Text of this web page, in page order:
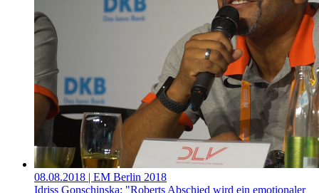
08.08.2018 | EM Berlin 2018
Idriss Gonschinska: "Roberts Abschied wird ein emotionaler